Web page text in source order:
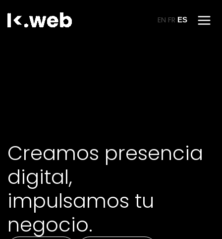
contenido
EN FR ES
Creamos presencia
digital,
impulsamos tu
negocio.